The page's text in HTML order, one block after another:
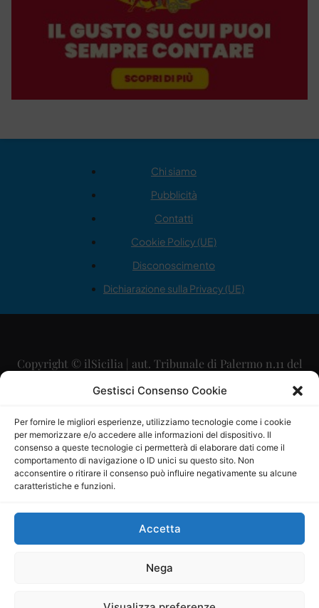
Gestisci Consenso Cookie
Per fornire le migliori esperienze, utilizziamo tecnologie come i cookie
per memorizzare e/o accedere alle informazioni del dispositivo. Il
consenso a queste tecnologie ci permetterà di elaborare dati come il
comportamento di navigazione o ID unici su questo sito. Non
acconsentire o ritirare il consenso può influire negativamente su alcune
caratteristiche e funzioni.
Accetta
Nega
Chi siamo
Pubblicità
Contatti
Cookie Policy (UE)
Disconoscimento
Dichiarazione sulla Privacy (UE)
Copyright © ilSicilia | aut. Tribunale di Palermo n.11 del
29/09/2015
Direttore Editoriale: Maurizio Scaglione
Direttore Responsabile: Maria Calabrese
P.IVA: 06334930820
Mercurio Comunicazione Società Cooperativa a r.l. è
iscritta al Registro degli Operatori di Comunicazione al